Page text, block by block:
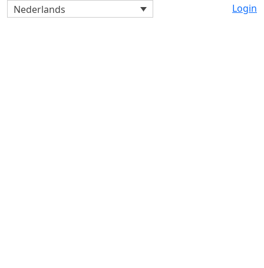
Nederlands Login